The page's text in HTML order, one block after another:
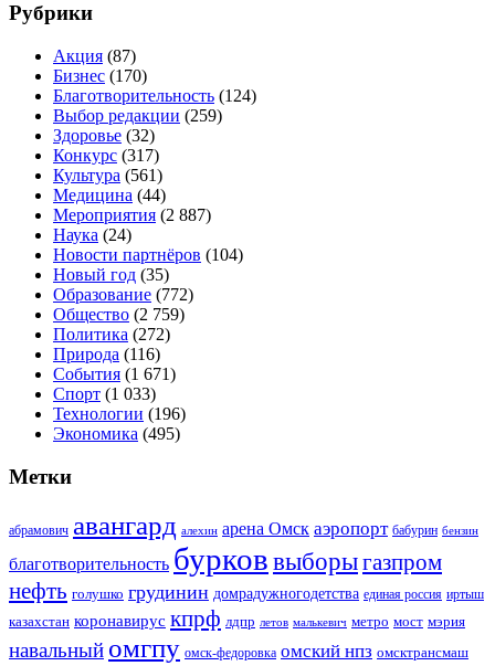
Рубрики
Акция (87)
Бизнес (170)
Благотворительность (124)
Выбор редакции (259)
Здоровье (32)
Конкурс (317)
Культура (561)
Медицина (44)
Мероприятия (2 887)
Наука (24)
Новости партнёров (104)
Новый год (35)
Образование (772)
Общество (2 759)
Политика (272)
Природа (116)
События (1 671)
Спорт (1 033)
Технологии (196)
Экономика (495)
Метки
абрамович авангард алехин арена Омск аэропорт бабурин бензин
благотворительность бурков выборыгазпром
нефть голушко грудинин домрадужногодетства единая россия иртыш
казахстан коронавирус кпрф лдпр летов малькевич метро мост мэрия
навальный омгпу омск-федоровка омский нпз омсктрансмаш